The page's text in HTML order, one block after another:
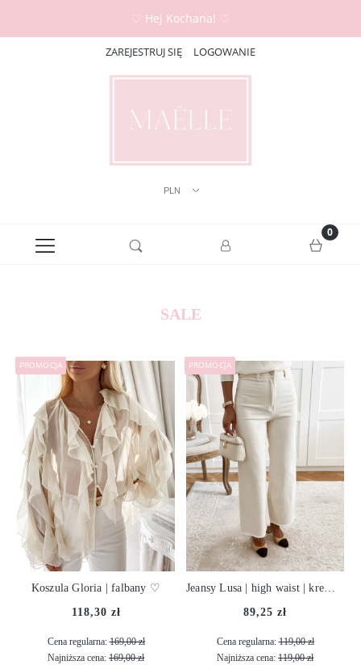
♡ Hej Kochana! ♡
ZAREJESTRUJ SIĘ LOGOWANIE
SALE
Koszula Gloria | falbany ♡
118,30 zł
Cena regularna:169,00 zł
Najniższa cena: 169,00 zł
PROMOCJA
89,25 zł
Cena regularna:119,00 zł
Najniższa cena: 119,00 zł
PROMOCJA